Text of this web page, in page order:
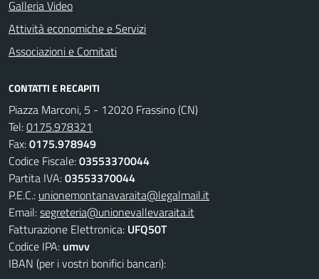
Galleria Video
Attività economiche e Servizi
Associazioni e Comitati
CONTATTI E RECAPITI
Piazza Marconi, 5 - 12020 Frassino (CN)
Tel:0175.978321
Fax:0175.978949
Codice Fiscale:03553370044
Partita IVA:03553370044
P.E.C.: unionemontanavaraita@legalmail.it
Email:segreteria@unionevallevaraita.it
Fatturazione Elettronica: UFQ50T
Codice IPA: umvv
IBAN (per i vostri bonifici bancari):